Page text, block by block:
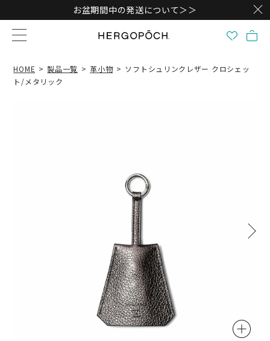
お盆期間中の発送について＞＞
HOME 製品一覧 革小物
ソフトシュリンクレザー クロシェッ
ト/メタリック